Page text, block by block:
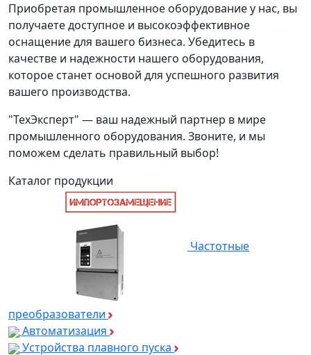
Приобретая промышленное оборудование у нас, вы
получаете доступное и высокоэффективное
оснащение для вашего бизнеса. Убедитесь в
качестве и надежности нашего оборудования,
которое станет основой для успешного развития
вашего производства.
"ТехЭксперт" — ваш надежный партнер в мире
промышленного оборудования. Звоните, и мы
поможем сделать правильный выбор!
Каталог продукции
Частотные
преобразователи
Автоматизация
Устройства плавного пуска